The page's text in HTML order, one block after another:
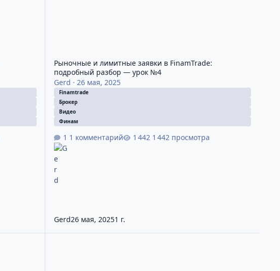
Рыночные и лимитные заявки в FinamTrade:
подробный разбор — урок №4
Gerd ·26 мая, 2025
Finamtrade
Брокер
Видео
Финам
1 комментарий 1 442 просмотра
Gerd26 мая, 20251 г.